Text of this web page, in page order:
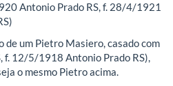
Antonio Prado RS, f. 28/4/1921
um Pietro Masiero, casado com
f. 12/5/1918 Antonio Prado RS),
o mesmo Pietro acima.